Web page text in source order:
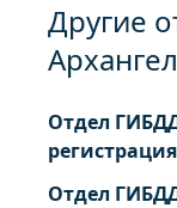
Другие
Отдел
Отдел